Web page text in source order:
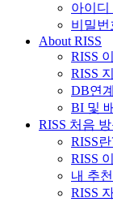
아이디
비밀번
About RISS
RISS
RISS
DB연
BI 및
RISS 처음
RISS란
RISS
내 추
RISS